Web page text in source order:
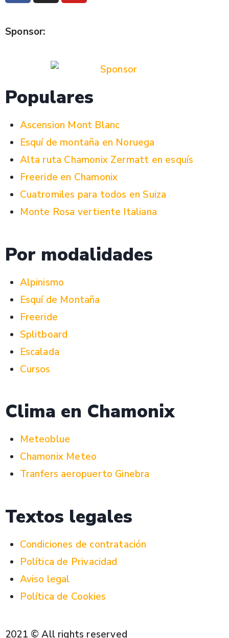
Sponsor:
Populares
Ascension Mont Blanc
Esquí de montaña en Noruega
Alta ruta Chamonix Zermatt en esquís
Freeride en Chamonix
Cuatromiles para todos en Suiza
Monte Rosa vertiente Italiana
Por modalidades
Alpinismo
Esquí de Montaña
Freeride
Splitboard
Escalada
Cursos
Clima en Chamonix
Meteoblue
Chamonix Meteo
Tranfers aeropuerto Ginebra
Textos legales
Condiciones de contratación
Política de Privacidad
Aviso legal
Política de Cookies
2021 © All rights reserved